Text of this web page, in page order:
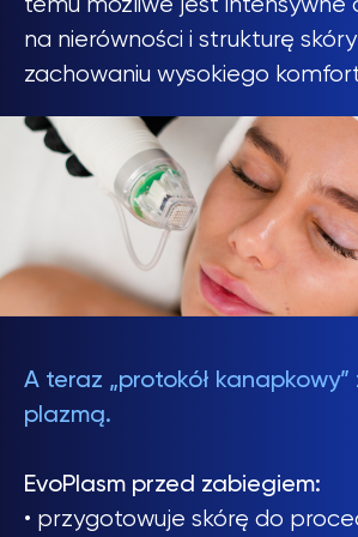
na nierówności i strukturę
zachowaniu wysokiego
A teraz „protokół kanapkowy”
plazmą.
EvoPlasm przed zabiegiem:
• przygotowuje skórę do